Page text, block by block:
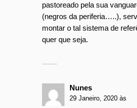
pastoreado pela sua
(negros da periferia…..),
montar o tal sistema de
quer que seja.
Nunes
29 Janeiro, 2020 às